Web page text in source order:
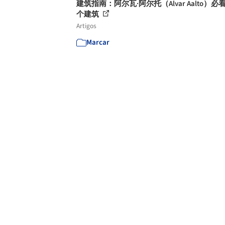
建筑指南：阿尔瓦·阿尔托（Alvar Aalto）必
个建筑
Artigos
Marcar